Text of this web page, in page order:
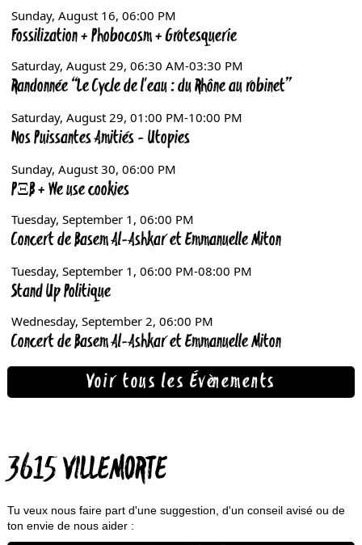
Voir tous les Évènements
3615 VILLEMORTE
Tu veux nous faire part d'une suggestion, d'un conseil avisé ou de
ton envie de nous aider :